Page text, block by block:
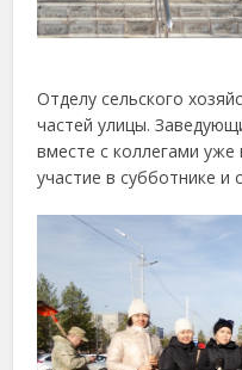
Отделу сельского
частей улицы.
вместе с коллегами
участие в субботнике и